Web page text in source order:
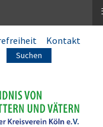
Kontakt
Suchen